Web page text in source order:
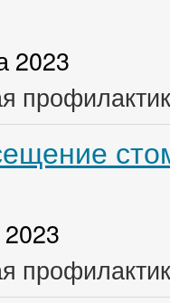
2023